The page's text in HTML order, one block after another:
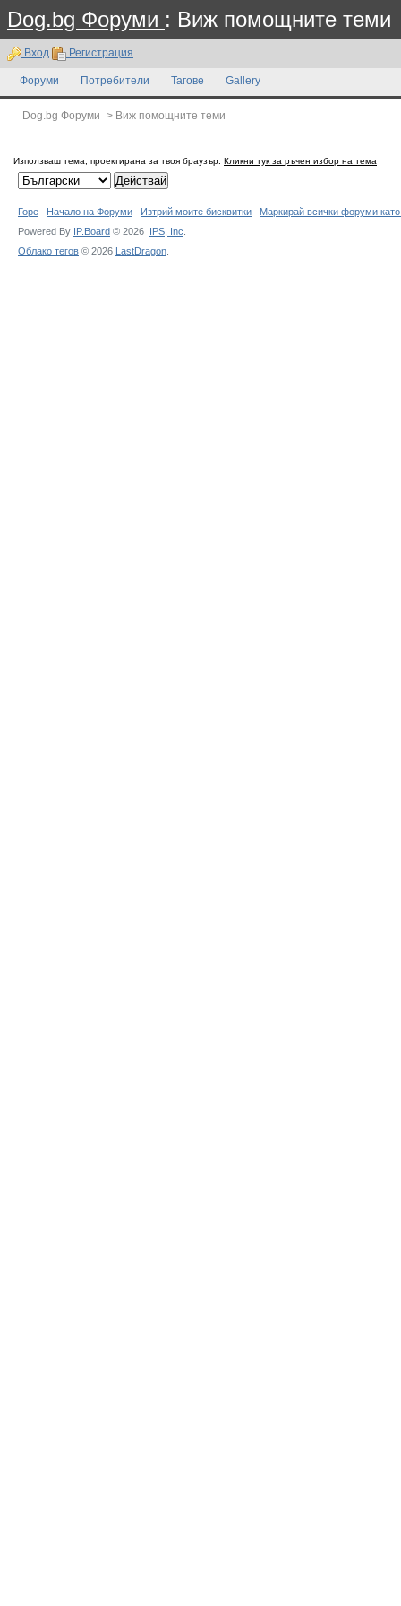
Dog.bg Форуми : Виж помощните теми
Вход Регистрация
Форуми Потребители Тагове Gallery
Dog.bg Форуми > Виж помощните теми
Използваш тема, проектирана за твоя браузър. Кликни тук за ръчен избор на тема
Горе Начало на Форуми Изтрий моите бисквитки
Маркирай всички форуми
Powered By IP.Board © 2026 IPS, Inc
Облако тегов © 2026 LastDragon